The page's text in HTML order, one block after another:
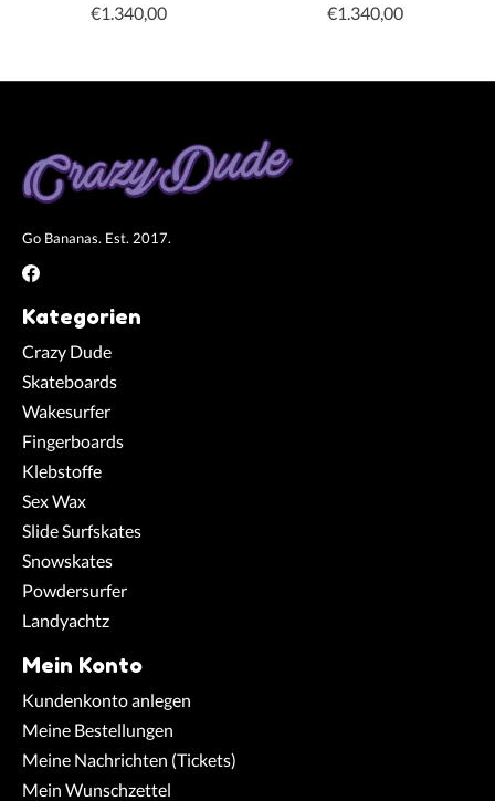
€1.340,00 €1.340,00
Go Bananas. Est. 2017.
Kategorien
Crazy Dude
Skateboards
Wakesurfer
Fingerboards
Klebstoffe
Sex Wax
Slide Surfskates
Snowskates
Powdersurfer
Landyachtz
Mein Konto
Kundenkonto anlegen
Meine Bestellungen
Meine Nachrichten (Tickets)
Mein Wunschzettel